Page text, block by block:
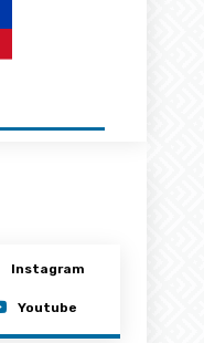
Instagram
Youtube